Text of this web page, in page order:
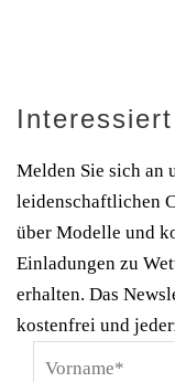
Melden Sie sich an
leidenschaftlichen
über Modelle und
Einladungen zu
erhalten. Das
kostenfrei und